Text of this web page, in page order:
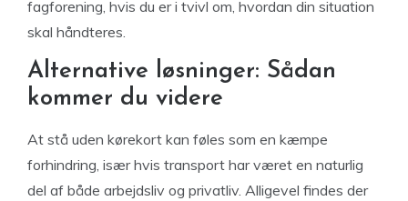
fagforening, hvis du er i tvivl om, hvordan din situation
skal håndteres.
Alternative løsninger: Sådan
kommer du videre
At stå uden kørekort kan føles som en kæmpe
forhindring, især hvis transport har været en naturlig
del af både arbejdsliv og privatliv. Alligevel findes der